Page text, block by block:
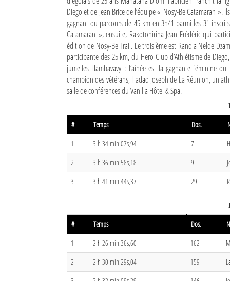
L'actualité du tourisme
Sites touristiques
Diego Suarez Pratique
Les Petites Annonces
La Tribune de Diego en PDF
Diego et de Jean Brice de l’équipe « Nosy-Be Catamaran
gagnant du parcours de 45 km en 3h41 parmi les 31
Catamaran », ensuite, Rakotonirina Jean Frédéric qui
édition de Nosy-Be Trail. Le troisième est Randia Nelde
participante des 25 km, du Hero Club d’Athlétisme de
jumelles Hambavavy : l’aînée est la gagnante féminine
champion des vétérans, Hadad Joseph de La Réunion, un
salle de conférences du Vanilla Hôtel & Spa.
# Temps Dos.
1
3 h 34 min:07s,94 7
2
3 h 36 min:58s,18 9
3
3 h 41 min:44s,37 29
# Temps Dos.
1
2 h 26 min:36s,60 162
2
2 h 30 min:29s,04 159